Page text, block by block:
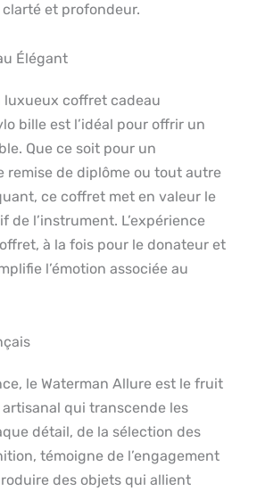
et profondeur.
Élégant
luxueux coffret cadeau
bille est l’idéal pour offrir un
Que ce soit pour un
remise de diplôme ou tout autre
ce coffret met en valeur le
de l’instrument. L’expérience
à la fois pour le donateur et
l’émotion associée au
le Waterman Allure est le fruit
artisanal qui transcende les
détail, de la sélection des
témoigne de l’engagement
des objets qui allient